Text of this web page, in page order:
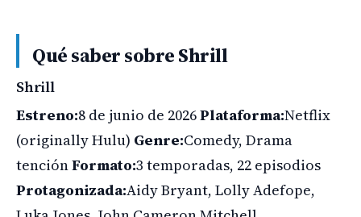
Qué saber sobre Shrill
Shrill
Estreno:8 de junio de 2026Plataforma:Netflix
(originally Hulu) Genre:Comedy, Drama
tenciónFormato:3 temporadas, 22 episodios
Protagonizada:Aidy Bryant, Lolly Adefope,